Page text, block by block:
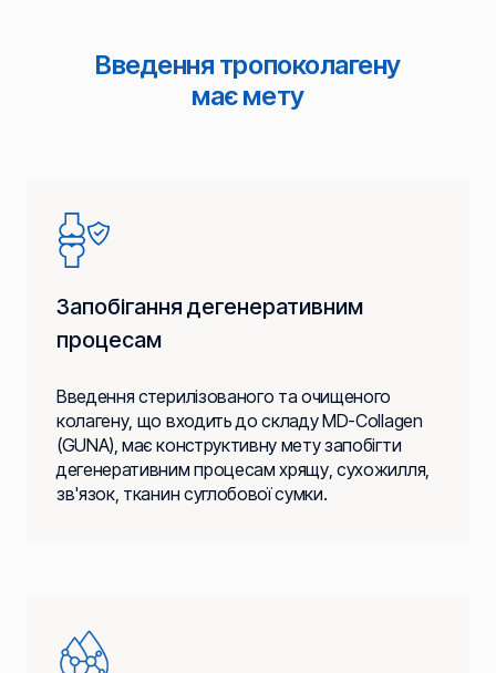
Введення тропоколагену
має мету
Запобігання дегенеративним
процесам
Введення стерилізованого та очищеного
колагену, що входить до складу MD-Collagen
(GUNA), має конструктивну мету запобігти
дегенеративним процесам хрящу, сухожилля,
зв'язок, тканин суглобової сумки.